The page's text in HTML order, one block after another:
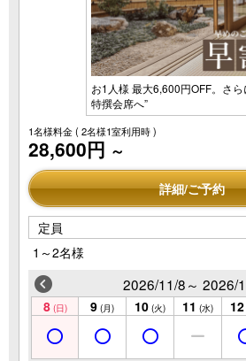
お1人様 最大6,600円OFF。さら
特撰会席へ”
1名様料金( 2名様1室利用時 )
28,600円 ～
詳細/ご予約
定員
1～2名様
2026/11/8～ 2026/
8 (日) 9 (月) 10 (火) 11 (水) 12